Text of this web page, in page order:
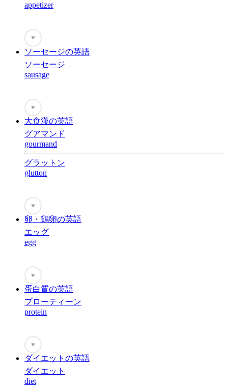
appetizer
♥
ソーセージの英語
ソーセージ
sausage
♥
大食漢の英語
グアマンド
gourmand
グラットン
glutton
♥
卵・鶏卵の英語
エッグ
egg
♥
蛋白質の英語
プローティーン
protein
♥
ダイエットの英語
ダイエット
diet